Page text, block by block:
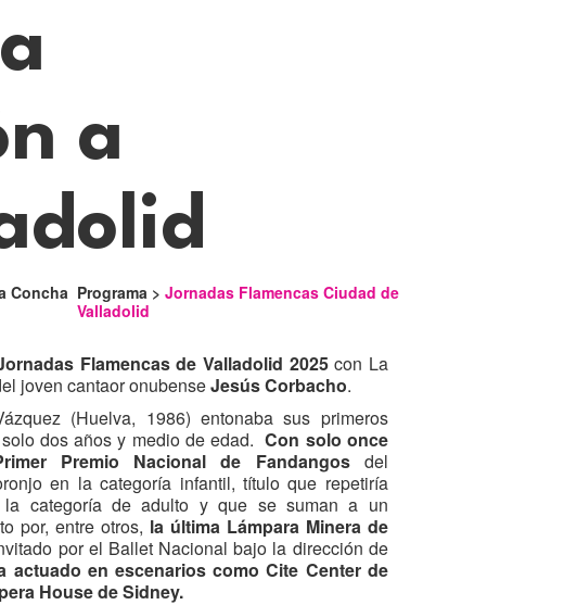
a
Concha Programa > Jornadas Flamencas Ciudad de
Valladolid
Flamencas de Valladolid 2025con La
joven cantaor onubenseJesús Corbacho.
(Huelva, 1986) entonaba sus primeros
dos años y medio de edad.Con solo once
Premio Nacional de Fandangosdel
en la categoría infantil, título que repetiría
la categoría de adulto y que se suman a un
por, entre otros, la última Lámpara Minera de
por el Ballet Nacional bajo la dirección de
actuado en escenarios como Cite Center de
House de Sidney.